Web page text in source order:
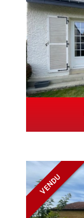
VENDU